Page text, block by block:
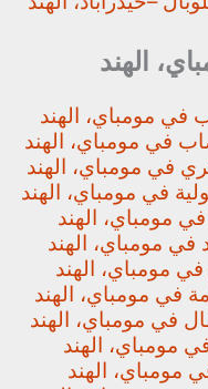
الهند
في مومباي، الهند
في مومباي، الهند
في مومباي، الهند
في مومباي، الهند
مومباي، الهند
في مومباي، الهند
مومباي، الهند
في مومباي، الهند
في مومباي، الهند
مومباي، الهند
مومباي، الهند